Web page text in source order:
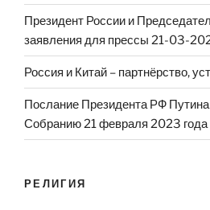
Президент России и
заявления для прессы 21-03-
Россия и Китай – партнёрство,
Послание Президента РФ
Собранию 21 февраля 2023 года
РЕЛИГИЯ